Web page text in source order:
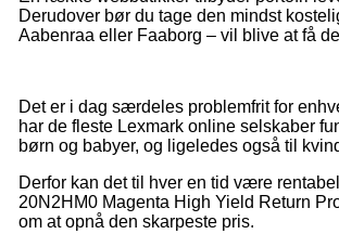
Derudover bør du tage den mindst
Aabenraa eller Faaborg – vil blive at få
Det er i dag særdeles problemfrit for
har de fleste Lexmark online selskaber
børn og babyer, og ligeledes også til
Derfor kan det til hver en tid være
20N2HM0 Magenta High Yield Return
om at opnå den skarpeste pris.